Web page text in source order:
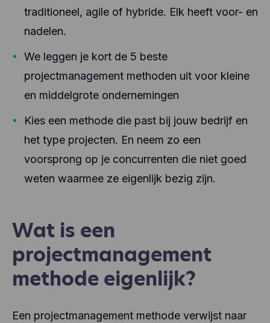
traditioneel, agile of hybride. Elk heeft voor- en
nadelen.
We leggen je kort de 5 beste
projectmanagement methoden uit voor kleine
en middelgrote ondernemingen
Kies een methode die past bij jouw bedrijf en
het type projecten. En neem zo een
voorsprong op je concurrenten die niet goed
weten waarmee ze eigenlijk bezig zijn.
Wat is een
projectmanagement
methode eigenlijk?
Een projectmanagement methode verwijst naar